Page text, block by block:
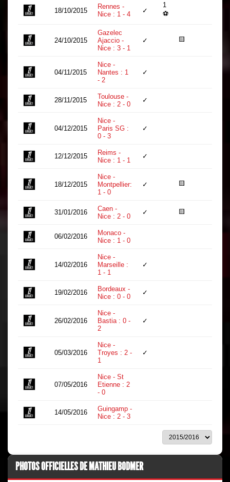
18/10/2015
Rennes -
Nice : 1 - 4
✓
1
⚽
24/10/2015
Gazelec
Ajaccio -
Nice : 3 - 1
✓ 🟨
04/11/2015
Nice -
Nantes : 1
- 2
✓
28/11/2015
Toulouse -
Nice : 2 - 0
✓
04/12/2015
Nice -
Paris SG :
0 - 3
✓
12/12/2015
Reims -
Nice : 1 - 1
✓
18/12/2015
Nice -
Montpellier:
1 - 0
✓ 🟨
31/01/2016
Caen -
Nice : 2 - 0
✓ 🟨
06/02/2016
Monaco -
Nice : 1 - 0
14/02/2016
Nice -
Marseille :
1 - 1
✓
19/02/2016
Bordeaux -
Nice : 0 - 0
✓
26/02/2016
Nice -
Bastia : 0 -
2
✓
05/03/2016
Nice -
Troyes : 2 -
1
✓
07/05/2016
Nice - St
Etienne : 2
- 0
14/05/2016
Guingamp -
Nice : 2 - 3
PHOTOS OFFICIELLES DE MATHIEU BODMER